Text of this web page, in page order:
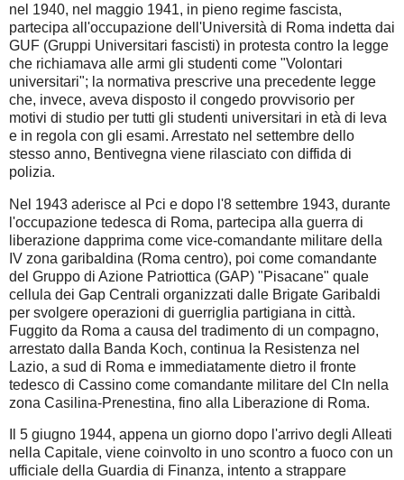
nel 1940, nel maggio 1941, in pieno regime fascista,
partecipa all'occupazione dell'Università di Roma indetta dai
GUF (Gruppi Universitari fascisti) in protesta contro la legge
che richiamava alle armi gli studenti come "Volontari
universitari"; la normativa prescrive una precedente legge
che, invece, aveva disposto il congedo provvisorio per
motivi di studio per tutti gli studenti universitari in età di leva
e in regola con gli esami. Arrestato nel settembre dello
stesso anno, Bentivegna viene rilasciato con diffida di
polizia.
Nel 1943 aderisce al Pci e dopo l'8 settembre 1943, durante
l'occupazione tedesca di Roma, partecipa alla guerra di
liberazione dapprima come vice-comandante militare della
IV zona garibaldina (Roma centro), poi come comandante
del Gruppo di Azione Patriottica (GAP) "Pisacane" quale
cellula dei Gap Centrali organizzati dalle Brigate Garibaldi
per svolgere operazioni di guerriglia partigiana in città.
Fuggito da Roma a causa del tradimento di un compagno,
arrestato dalla Banda Koch, continua la Resistenza nel
Lazio, a sud di Roma e immediatamente dietro il fronte
tedesco di Cassino come comandante militare del Cln nella
zona Casilina-Prenestina, fino alla Liberazione di Roma.
Il 5 giugno 1944, appena un giorno dopo l'arrivo degli Alleati
nella Capitale, viene coinvolto in uno scontro a fuoco con un
ufficiale della Guardia di Finanza, intento a strappare